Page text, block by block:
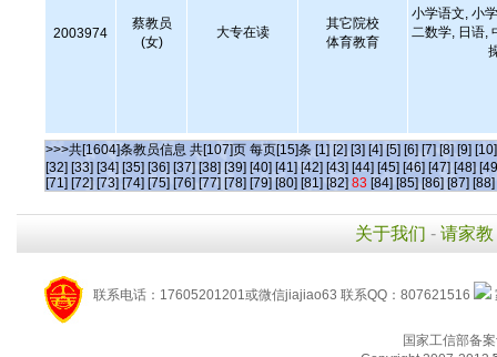
2003974
蔡教员
(女)
大专在读
其它院校
体育教育
小学语文, 小
二数学, 日语,
>>>共[1604]条教员信息 共[107]页 每页[15]条 [1] [2] [3] [4] [5] [6] [7] [8] [9] [10]
[32] [33] [34] [35] [36] [37] [38] [39] [40] [41] [42] [43] [44] [45] [46] [47] [48]
[71] [72] [73] [74] [75] [76] [77] [78] [79] [80] [81] [82] 83 [84] [85] [86] [87] [88]
关于我们 - 请家教
联系电话：17605201201或微信jiajiao63 联系QQ：807621516
国家工信部备